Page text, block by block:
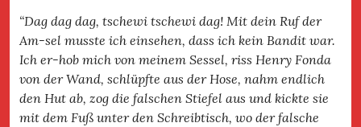
“Dag dag dag, tschewi tschewi dag! Mit dein Ruf der
Am-sel musste ich einsehen, dass ich kein Bandit war.
Ich er-hob mich von meinem Sessel, riss Henry Fonda
von der Wand, schlüpfte aus der Hose, nahm endlich
den Hut ab, zog die falschen Stiefel aus und kickte sie
mit dem Fuß unter den Schreibtisch, wo der falsche